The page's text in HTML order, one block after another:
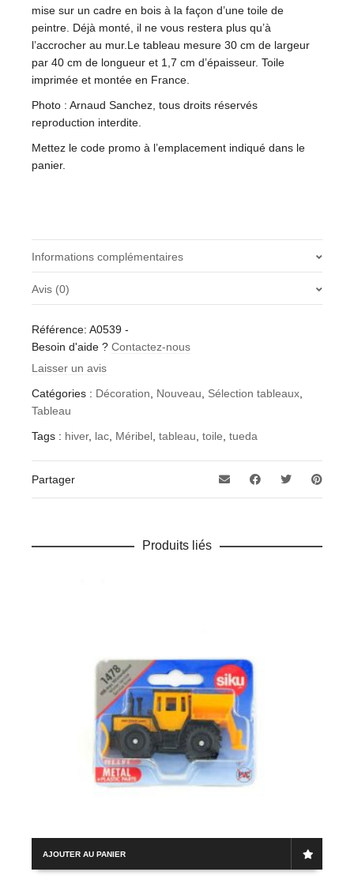
mise sur un cadre en bois à la façon d’une toile de
peintre. Déjà monté, il ne vous restera plus qu’à
l’accrocher au mur.Le tableau mesure 30 cm de largeur
par 40 cm de longueur et 1,7 cm d’épaisseur. Toile
imprimée et montée en France.
Photo : Arnaud Sanchez, tous droits réservés
reproduction interdite.
Mettez le code promo à l’emplacement indiqué dans le
panier.
Informations complémentaires
Dimensions 40 × 30 cm
Avis (0)
Soyez le premier à laisser votre avis sur “Tableau “Lac de
Tueda Hiver””
Référence: A0539 -
Besoin d'aide ? Contactez-nous
Laisser un avis
Catégories : Décoration Nouveau Sélection tableaux
Tableau
Tags : hiver, lac Méribel tableau toile tueda
Partager
Produits liés
AJOUTER AU PANIER